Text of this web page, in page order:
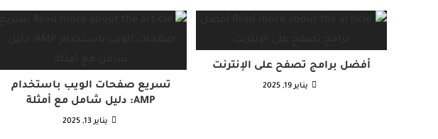
تسريع صفحات الويب باستخدام
AMP: دليل شامل مع أمثلة
يناير 13, 2025
أفضل برامج تصفح على الإنترنت
يناير 19, 2025